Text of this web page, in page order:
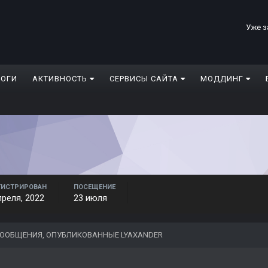
Уже
АКТИВНОСТЬ СЕРВИСЫ САЙТА МОДДИНГ
2022
ПОСЕЩЕНИЕ
23 июля
ОПУБЛИКОВАННЫЕ LYAXANDER